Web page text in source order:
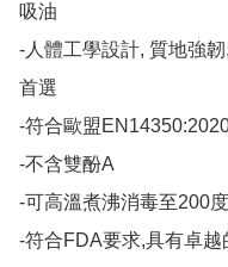
吸油
-人體工學設計, 質地強
首選
-符合歐盟
-不含雙酚A
-可高溫煮沸消毒至200
-符合FDA要求,具有卓